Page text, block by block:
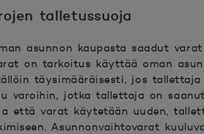
talletussuoja
asunnon kaupasta saadut
on tarkoitus käyttää oman
täysimääräisesti, jos
varoihin, jotka tallettaja on
että varat käytetään uuden,
Asunnonvaihtovarat